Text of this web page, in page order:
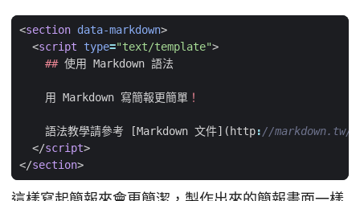
<section data-markdown>
<script type="text/template">
## 使用 Markdown 語法
用 Markdown 寫簡報更簡單 ！
語法教學請參考 [Markdown 文件](http:
</script>
</section>